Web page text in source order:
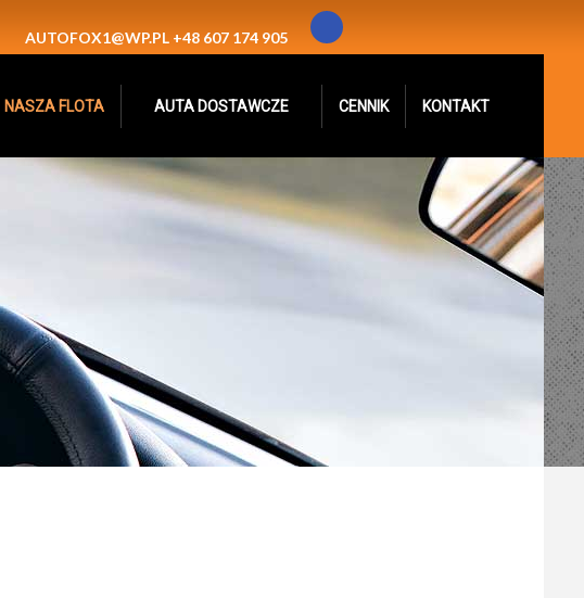
AUTOFOX1@WP.PL +48 607 174 905
NASZA FLOTA AUTA DOSTAWCZE CENNIK KONTAKT